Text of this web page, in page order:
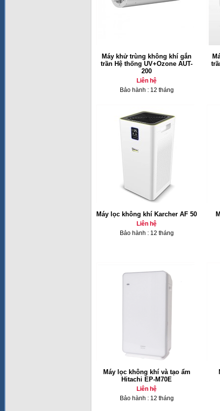
Máy khử trùng không khí gắn
trần Hệ thống UV+Ozone AUT-
200
Liên hệ
Bảo hành : 12 tháng
Máy lọc không khí Karcher AF 50
Liên hệ
Bảo hành : 12 tháng
Máy lọc không khí và tạo ẩm
Hitachi EP-M70E
Liên hệ
Bảo hành : 12 tháng